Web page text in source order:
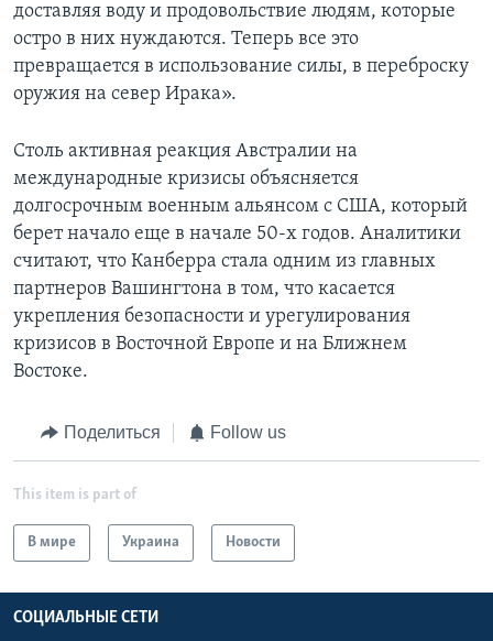
доставляя воду и продовольствие людям, которые
остро в них нуждаются. Теперь все это
превращается в использование силы, в переброску
оружия на север Ирака».
Столь активная реакция Австралии на
международные кризисы объясняется
долгосрочным военным альянсом с США, который
берет начало еще в начале 50-х годов. Аналитики
считают, что Канберра стала одним из главных
партнеров Вашингтона в том, что касается
укрепления безопасности и урегулирования
кризисов в Восточной Европе и на Ближнем
Востоке.
Поделиться Follow us
This item is part of
В мире Украина Новости
СОЦИАЛЬНЫЕ СЕТИ